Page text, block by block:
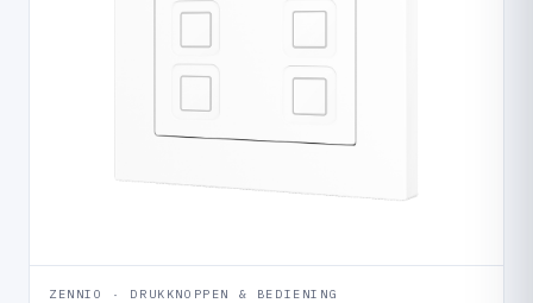
ZENNIO · DRUKKNOPPEN & BEDIENING